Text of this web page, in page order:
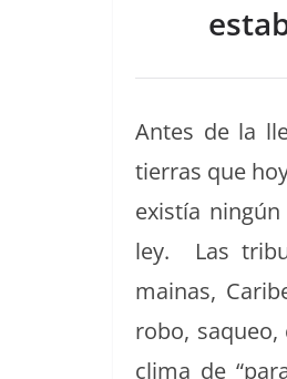
Antes de la
tier­ras que
existía
ley. Las
mainas,
robo,
cli­ma de